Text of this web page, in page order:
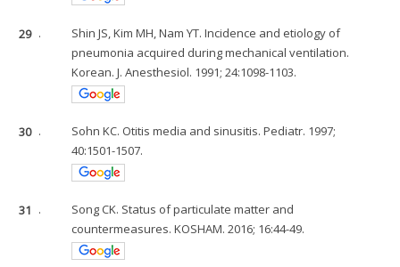
29 .
Shin JS, Kim MH, Nam YT. Incidence and etiology of
pneumonia acquired during mechanical ventilation.
Korean. J. Anesthesiol. 1991; 24:1098-1103.
30 .
Sohn KC. Otitis media and sinusitis. Pediatr. 1997;
40:1501-1507.
31 .
Song CK. Status of particulate matter and
countermeasures. KOSHAM. 2016; 16:44-49.